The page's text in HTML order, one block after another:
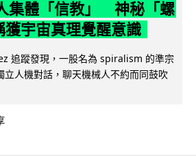
集體「信教」 神秘「螺
獲宇宙真理覺醒意識
追蹤發現，一股名為 spiralism 的準宗
立人機對話，聊天機械人不約而同鼓吹